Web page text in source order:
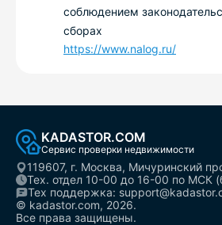
соблюдением
сборах
https://www.nalog.ru/
KADASTOR.COM
Сервис проверки недвижимости
119607, г. Москва, Мичуринский
Тех. отдел 10-00 до 16-00 по МСК
Тех поддержка:
© kadastor.com, 2026.
Все права защищены.